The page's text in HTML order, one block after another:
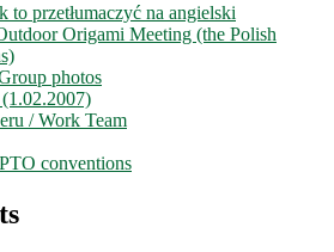
to przetłumaczyć na angielski
Origami Meeting (the Polish
photos
/ Work Team
conventions